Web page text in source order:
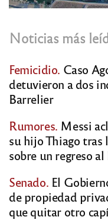
Noticias más
Femicidio. Caso
detuvieron a dos
Barrelier
Rumores. Messi
su hijo Thiago tras
sobre un regreso
Senado. El
de propiedad
que quitar otro